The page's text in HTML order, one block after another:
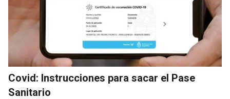
Covid: Instrucciones para sacar el Pase
Sanitario